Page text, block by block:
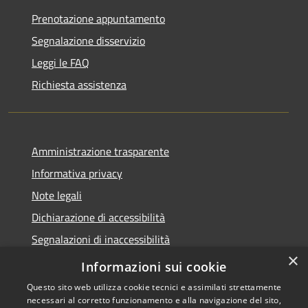
Prenotazione appuntamento
Segnalazione disservizio
Leggi le FAQ
Richiesta assistenza
Amministrazione trasparente
Informativa privacy
Note legali
Dichiarazione di accessibilità
Segnalazioni di inaccessibilità
Whistleblowing segnalazione illeciti
×
Informazioni sui cookie
Questo sito web utilizza cookie tecnici e assimilati strettamente
necessari al corretto funzionamento e alla navigazione del sito,